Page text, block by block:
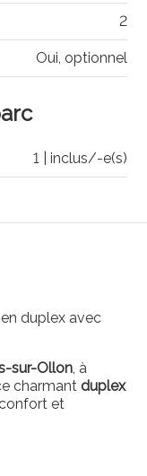
duplex avec
sur-Ollon, à
charmant duplex
et
2
Oui, optionnel
1 | inclus/-e(s)